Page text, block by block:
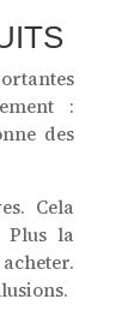
:
des
Cela
Plus la